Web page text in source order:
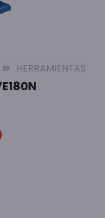
HERRAMIENTAS